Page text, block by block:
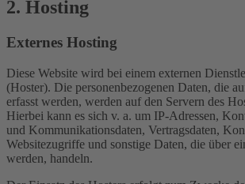
2. Hosting
Externes Hosting
Diese Website wird bei einem externen
(Hoster). Die personenbezogenen Daten, die
erfasst werden, werden auf den Servern des
Hierbei kann es sich v. a. um IP-Adressen,
und Kommunikationsdaten, Vertragsdaten,
Websitezugriffe und sonstige Daten, die über
werden, handeln.